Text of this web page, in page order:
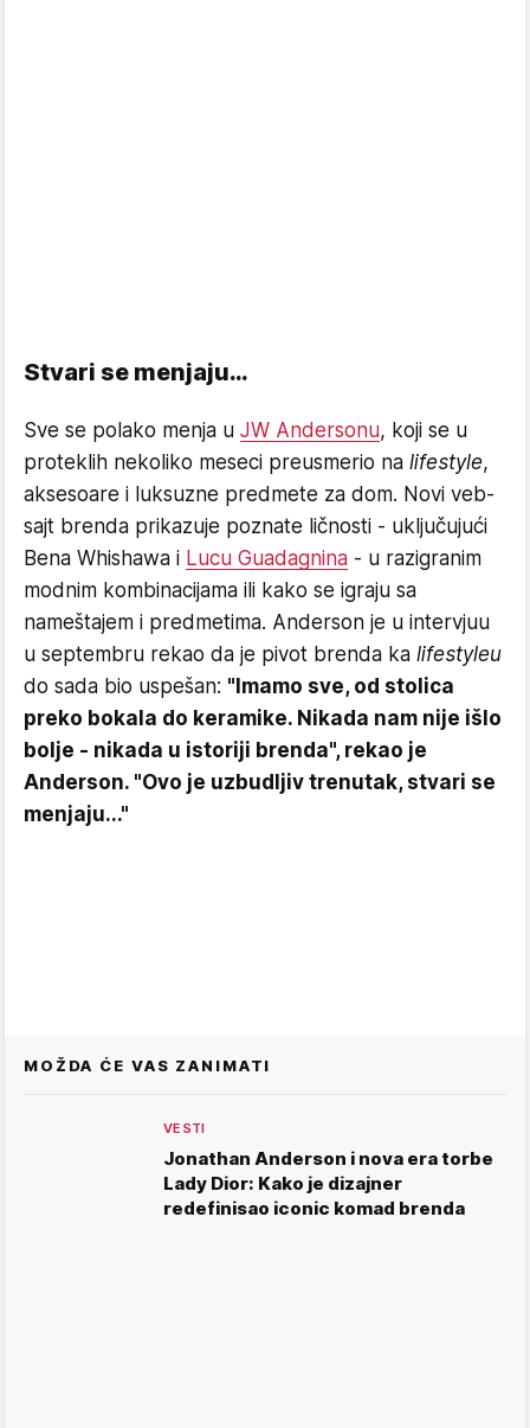
Stvari se menjaju…
Sve se polako menja u JW Andersonu, koji se u
proteklih nekoliko meseci preusmerio na lifestyle,
aksesoare i luksuzne predmete za dom. Novi veb-
sajt brenda prikazuje poznate ličnosti - uključujući
Bena Whishawa i Lucu Guadagnina - u razigranim
modnim kombinacijama ili kako se igraju sa
nameštajem i predmetima. Anderson je u intervjuu
u septembru rekao da je pivot brenda ka lifestyleu
do sada bio uspešan: "Imamo sve, od stolica
preko bokala do keramike. Nikada nam nije išlo
bolje - nikada u istoriji brenda", rekao je
Anderson. "Ovo je uzbudljiv trenutak, stvari se
menjaju..."
MOŽDA ĆE VAS ZANIMATI
VESTI
Jonathan Anderson i nova era torbe
Lady Dior: Kako je dizajner
redefinisao iconic komad brenda